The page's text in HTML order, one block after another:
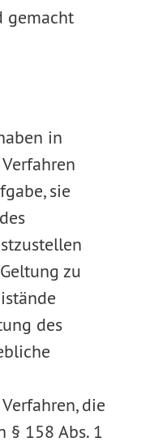
gemacht
in
sie
zu
des
die
§ 158 Abs. 1